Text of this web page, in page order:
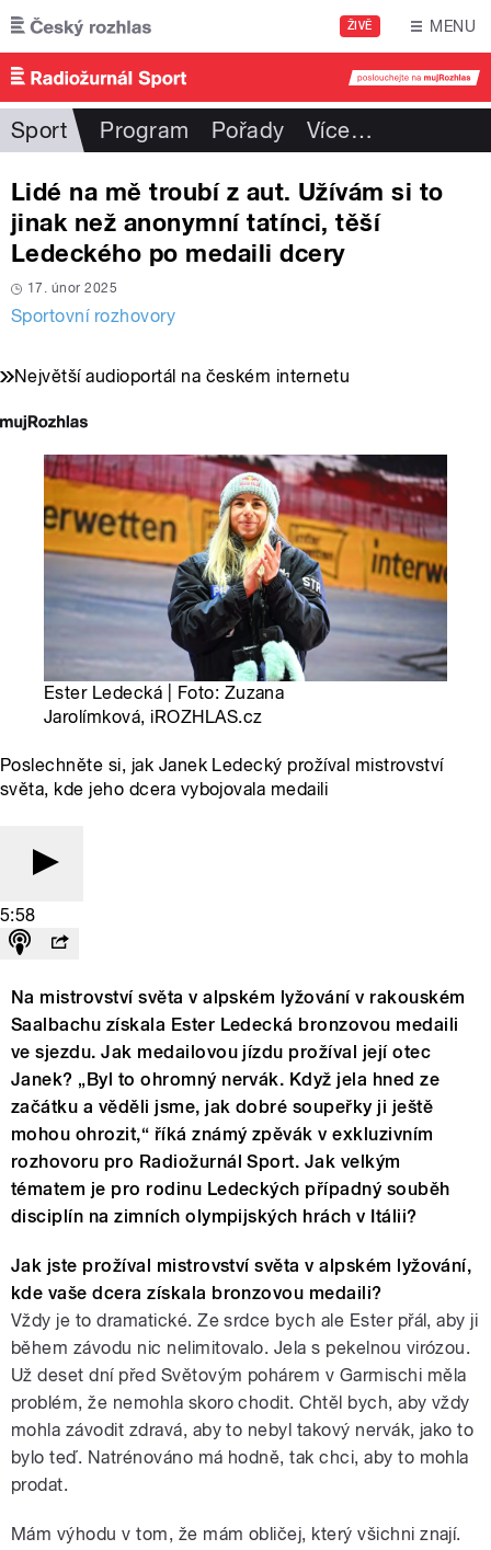
Přejít k hlavnímu obsahu
ŽIVĚ MENU
Sport Program Pořady Více…
Lidé na mě troubí z aut. Užívám si to
jinak než anonymní tatínci, těší
Ledeckého po medaili dcery
17. únor 2025
Sportovní rozhovory
Největší audioportál na českém internetu
Ester Ledecká | Foto: Zuzana
Jarolímková, iROZHLAS.cz
Poslechněte si, jak Janek Ledecký prožíval mistrovství
světa, kde jeho dcera vybojovala medaili
5:58
Na mistrovství světa v alpském lyžování v rakouském
Saalbachu získala Ester Ledecká bronzovou medaili
ve sjezdu. Jak medailovou jízdu prožíval její otec
Janek? „Byl to ohromný nervák. Když jela hned ze
začátku a věděli jsme, jak dobré soupeřky ji ještě
mohou ohrozit,“ říká známý zpěvák v exkluzivním
rozhovoru pro Radiožurnál Sport. Jak velkým
tématem je pro rodinu Ledeckých případný souběh
disciplín na zimních olympijských hrách v Itálii?
Jak jste prožíval mistrovství světa v alpském lyžování,
kde vaše dcera získala bronzovou medaili?
Vždy je to dramatické. Ze srdce bych ale Ester přál, aby ji
během závodu nic nelimitovalo. Jela s pekelnou virózou.
Už deset dní před Světovým pohárem v Garmischi měla
problém, že nemohla skoro chodit. Chtěl bych, aby vždy
mohla závodit zdravá, aby to nebyl takový nervák, jako to
bylo teď. Natrénováno má hodně, tak chci, aby to mohla
prodat.
Mám výhodu v tom, že mám obličej, který všichni znají.